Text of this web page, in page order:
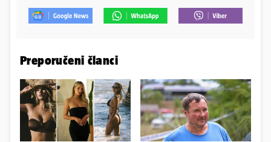
Preporučeni članci